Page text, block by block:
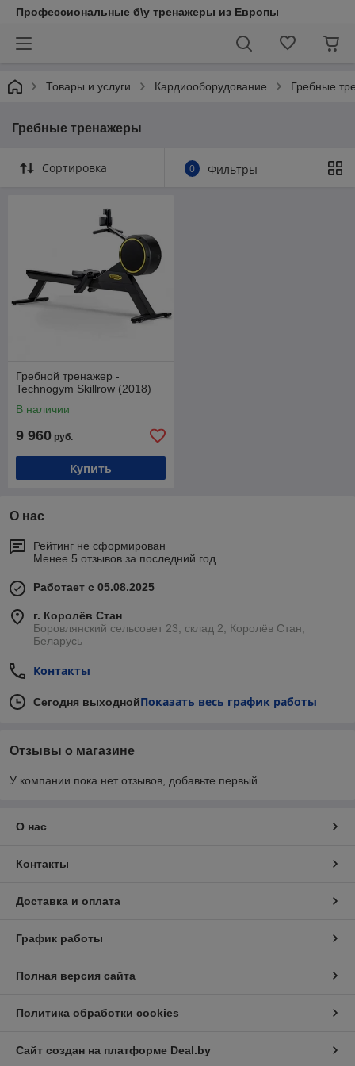
Профессиональные б\у тренажеры из Европы
Товары и услуги Кардиооборудование Гребные
Гребные тренажеры
Сортировка 0 Фильтры
Гребной тренажер -
Technogym Skillrow (2018)
В наличии
9 960 руб.
Купить
О нас
Рейтинг не сформирован
Менее 5 отзывов за последний год
Работает с 05.08.2025
г. Королёв Стан
Боровлянский сельсовет 23, склад 2, Королёв Стан,
Беларусь
Контакты
Сегодня выходнойПоказать весь график работы
Отзывы о магазине
У компании пока нет отзывов, добавьте первый
О нас
Контакты
Доставка и оплата
График работы
Полная версия сайта
Политика обработки cookies
Сайт создан на платформе Deal.by